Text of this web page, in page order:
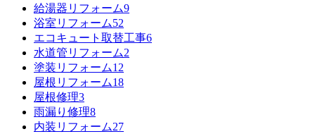
給湯器リフォーム9
浴室リフォーム52
エコキュート取替工事6
水道管リフォーム2
塗装リフォーム12
屋根リフォーム18
屋根修理3
雨漏り修理8
内装リフォーム27